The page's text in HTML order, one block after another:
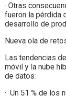
· Otras
fueron la pérdida
desarrollo de
Nueva ola de
Las tendencias
móvil y la nube
de datos:
· Un 51 % de los